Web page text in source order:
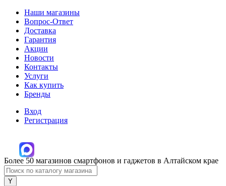
Наши магазины
Вопрос-Ответ
Доставка
Гарантия
Акции
Новости
Контакты
Услуги
Как купить
Бренды
Вход
Регистрация
Более 50 магазинов смартфонов и гаджетов в Алтайском крае